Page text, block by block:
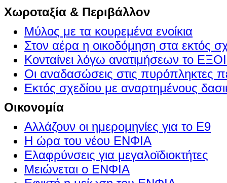
Χωροταξία & Περιβάλλον
Μύλος με τα κουρεμένα ενοίκια
Στον αέρα η οικοδόμηση στα εκτός
Κονταίνει λόγω ανατιμήσεων το
Οι αναδασώσεις στις πυρόπληκτες
Εκτός σχεδίου με αναρτημένους
Οικονομία
Αλλάζουν οι ημερομηνίες για το Ε9
Η ώρα του νέου ΕΝΦΙΑ
Ελαφρύνσεις για μεγαλοϊδιοκτήτες
Μειώνεται ο ΕΝΦΙΑ